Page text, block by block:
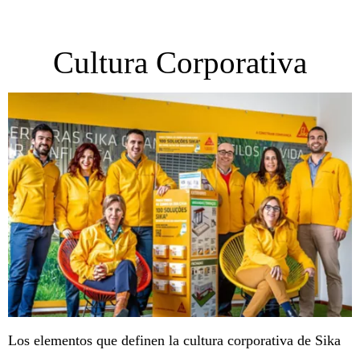
Cultura Corporativa
Los elementos que definen la cultura corporativa de Sika